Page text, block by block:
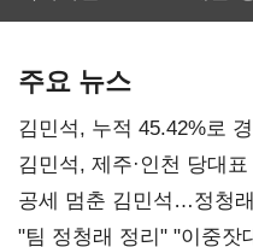
주요 뉴스
김민석, 누적 45.42%로
0.86%p(2보)
김민석, 제주·인천 당대
공세 멈춘 김민석…정청
"팀 정청래 정리" "이중